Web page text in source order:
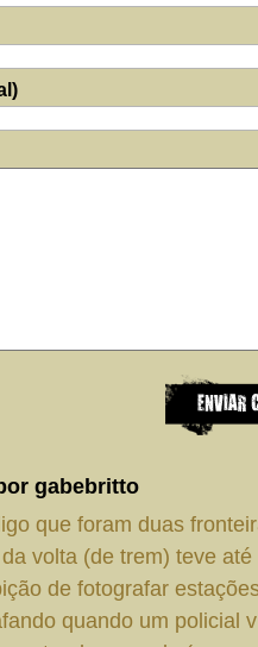
gabebritto
que foram duas
volta (de trem) teve
de fotografar
quando um policial